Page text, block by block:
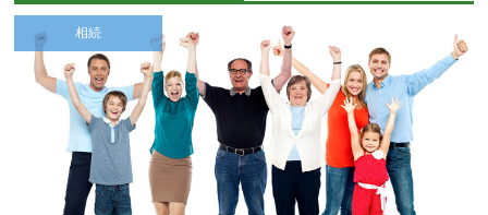
相続